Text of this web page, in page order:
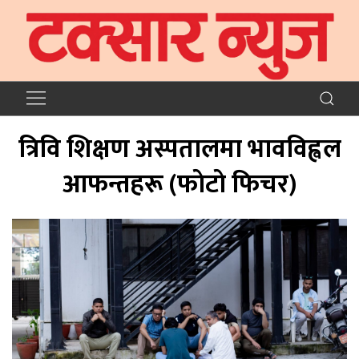
त्रिवि शिक्षण अस्पतालमा भावविह्वल
आफन्तहरू (फाेटाे फिचर)